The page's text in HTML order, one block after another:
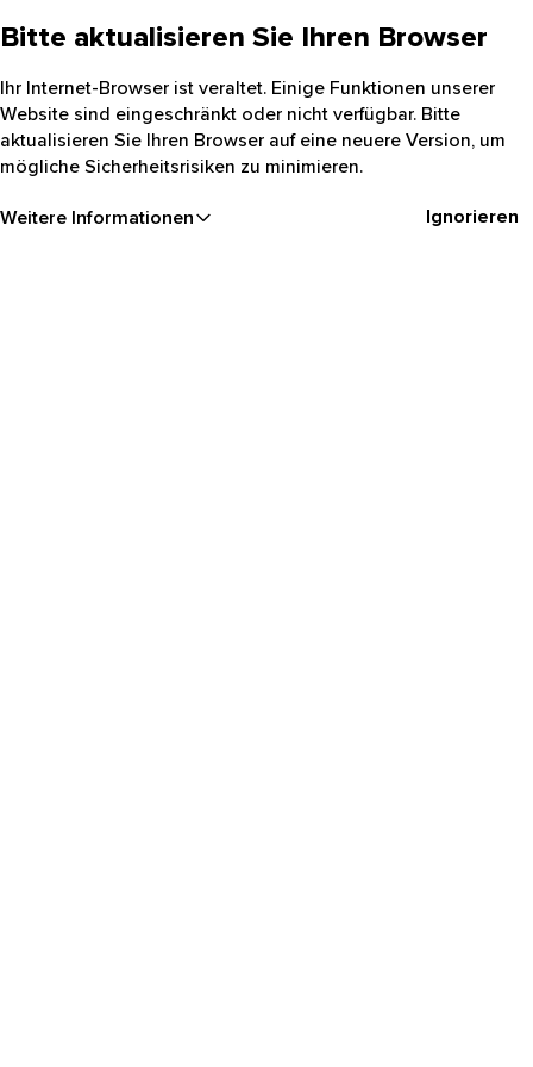
Bitte aktualisieren Sie Ihren Browser
Ihr Internet-Browser ist veraltet. Einige Funktionen unserer
Website sind eingeschränkt oder nicht verfügbar. Bitte
aktualisieren Sie Ihren Browser auf eine neuere Version, um
mögliche Sicherheitsrisiken zu minimieren.
Weitere Informationen Ignorieren